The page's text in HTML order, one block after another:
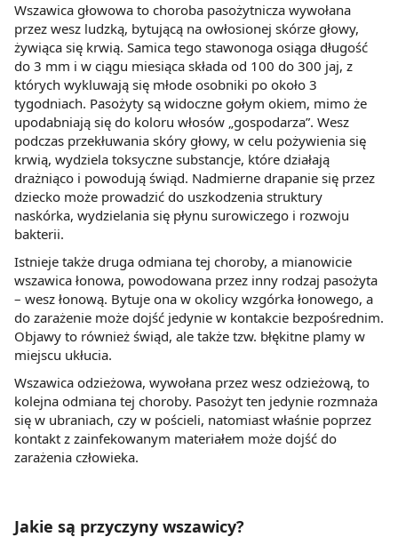
Wszawica głowowa to choroba pasożytnicza wywołana
przez wesz ludzką, bytującą na owłosionej skórze głowy,
żywiąca się krwią. Samica tego stawonoga osiąga długość
do 3 mm i w ciągu miesiąca składa od 100 do 300 jaj, z
których wykluwają się młode osobniki po około 3
tygodniach. Pasożyty są widoczne gołym okiem, mimo że
upodabniają się do koloru włosów „gospodarza”. Wesz
podczas przekłuwania skóry głowy, w celu pożywienia się
krwią, wydziela toksyczne substancje, które działają
drażniąco i powodują świąd. Nadmierne drapanie się przez
dziecko może prowadzić do uszkodzenia struktury
naskórka, wydzielania się płynu surowiczego i rozwoju
bakterii.
Istnieje także druga odmiana tej choroby, a mianowicie
wszawica łonowa, powodowana przez inny rodzaj pasożyta
– wesz łonową. Bytuje ona w okolicy wzgórka łonowego, a
do zarażenie może dojść jedynie w kontakcie bezpośrednim.
Objawy to również świąd, ale także tzw. błękitne plamy w
miejscu ukłucia.
Wszawica odzieżowa, wywołana przez wesz odzieżową, to
kolejna odmiana tej choroby. Pasożyt ten jedynie rozmnaża
się w ubraniach, czy w pościeli, natomiast właśnie poprzez
kontakt z zainfekowanym materiałem może dojść do
zarażenia człowieka.
Jakie są przyczyny wszawicy?